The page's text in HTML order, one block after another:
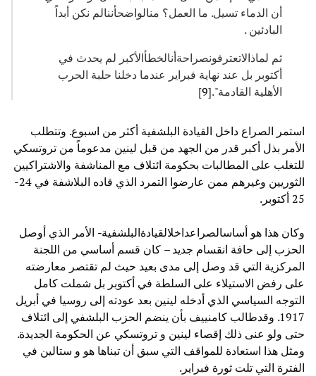
أن الدماء تسيل. ما العمل؟ منالواضحأننالم نكن أبداً
البادئين .
ثم لماذالاتعترفونصراحةأنالخطأالأكبر لم يحدث في
أكتوبر بل عند نهاية فبراير عندما دخلنا حلبة الحرب
الأهلية القادمة".[9
]
استمر الصراع داخل القيادة البلشفية أكثر من اسبوع. وتتطلب
الأمر بذل أكبر قدر من الجهد من قبل لينين مدعوماً من تروتسكي
للتغلب على المطالبات بحكومة ائتلاف مع المناشفة والاشتراكيين
الثوريين وغيرهم ممن عارضوا التمرد الذي قاده البلاشفة في 24-
25 أكتوبر.
وكان هذا هو أساسالصراعداخلالقيادةالبلشفية- الأمر الذي أوصل
الحزب إلى حافة انقسام جديد – كان قسم أساسي من اللجنة
المركزية التي قد وصل إلى مدى بعيد حيث لم تقتصر معارضته
على رفض الاستيلاء على السلطة في أكتوبر بل شملت كامل
التوجه السياسي الذي أدخله لينين بعد عودته إلى روسيا في أبريل
1917. وقدطالب كامنييف بأن ينضم الحزب البلشفي إلى ائتلاف
حتى ولو عنى ذلك إقصاء لينين و تروتسكي عن الحكومة الجديدة.
ومثل هذا استعادة للمواقف التي سبق أن تبناها هو و ستالين في
الفترة التي تلت ثورة فبراير.